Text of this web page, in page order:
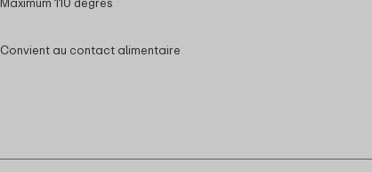
Maximum 110 degrés
Convient au contact alimentaire